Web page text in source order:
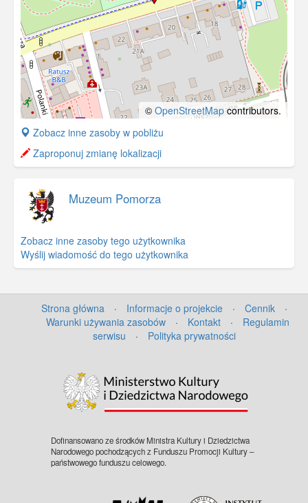
© OpenStreetMapcontributors.
+
−
Zobacz inne zasoby w pobliżu
Zaproponuj zmianę lokalizacji
Muzeum Pomorza
Zobacz inne zasoby tego użytkownika
Wyślij wiadomość do tego użytkownika
Strona główna · Informacje o projekcie · Cennik
·
Warunki używania zasobów
· Kontakt ·
Regulamin
serwisu
· Polityka prywatności
Dofinansowano ze środków Ministra Kultury i Dziedzictwa
Narodowego pochodzących z Funduszu Promocji Kultury –
państwowego funduszu celowego.